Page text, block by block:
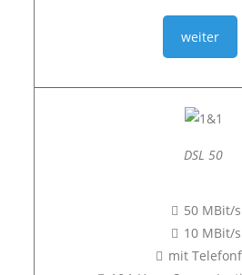
weiter
DSL 50
50 MBit/s
10 MBit/s
mit